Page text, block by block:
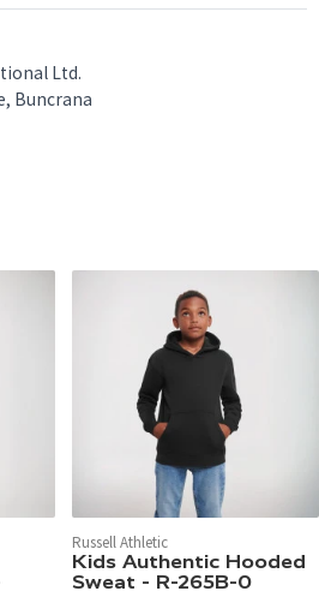
Ltd.
Buncrana
Russell Athletic
Kids Authentic Hooded
Sweat - R-265B-0